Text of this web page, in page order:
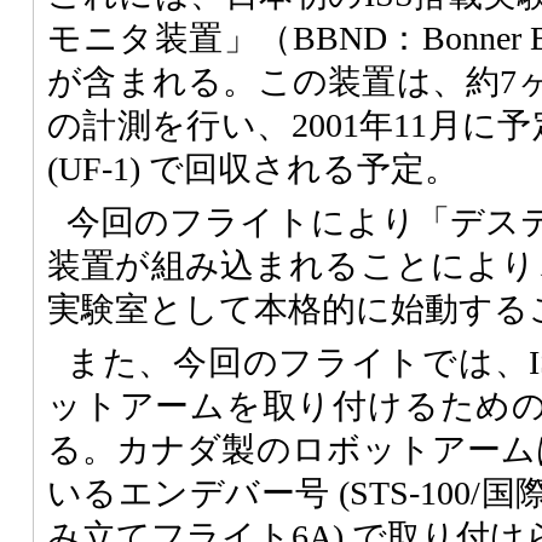
モニタ装置」（BBND：Bonner
が含まれる。この装置は、約7
の計測を行い、2001年11月に
(UF-1) で回収される予定。
今回のフライトにより「デス
装置が組み込まれることによ
実験室として本格的に始動す
また、今回のフライトでは
ットアームを取り付けるため
る。カナダ製のロボットアー
いるエンデバー号 (STS-100/国